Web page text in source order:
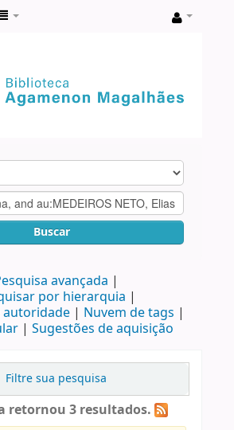
Buscar
avançada
por hierarquia
autoridade
Nuvem de tags
Sugestões de aquisição
Filtre sua pesquisa
retornou 3 resultados.